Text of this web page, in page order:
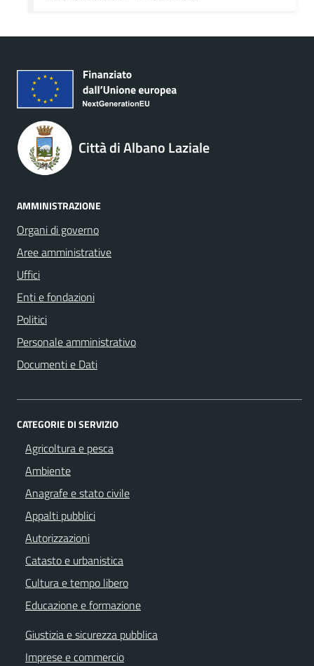
Città di Albano Laziale
AMMINISTRAZIONE
Organi di governo
Aree amministrative
Uffici
Enti e fondazioni
Politici
Personale amministrativo
Documenti e Dati
CATEGORIE DI SERVIZIO
Agricoltura e pesca
Ambiente
Anagrafe e stato civile
Appalti pubblici
Autorizzazioni
Catasto e urbanistica
Cultura e tempo libero
Educazione e formazione
Giustizia e sicurezza pubblica
Imprese e commercio